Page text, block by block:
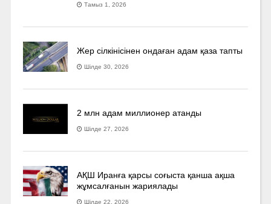
Тамыз 1, 2026
Жер сілкінісінен ондаған адам қаза тапты
Шілде 30, 2026
2 млн адам миллионер атанды
Шілде 27, 2026
АҚШ Иранға қарсы соғыста қанша ақша
жұмсалғанын жариялады
Шілде 22, 2026